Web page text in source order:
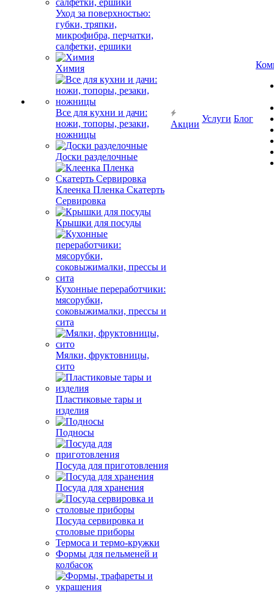
Уход за поверхностью:
губки, тряпки,
микрофибра, перчатки,
салфетки, ершики
Химия
Все для кухни и дачи:
ножи, топоры, резаки,
ножницы
Доски разделочные
Клеенка Пленка Скатерть
Сервировка
Крышки для посуды
Кухонные переработчики:
мясорубки,
соковыжималки, прессы и
сита
Мялки, фруктовницы,
сито
Пластиковые тары и
изделия
Подносы
Посуда для приготовления
Посуда для хранения
Посуда сервировка и
столовые приборы
Термоса и термо-кружки
Формы для пельменей и
колбасок
Акции
Услуги Блог